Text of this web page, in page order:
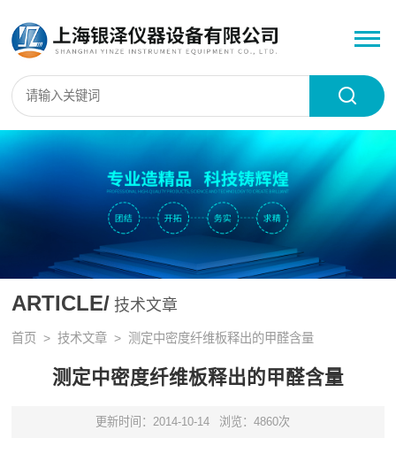
ARTICLE/ 技术文章
首页 >技术文章 > 测定中密度纤维板释出的甲醛含量
测定中密度纤维板释出的甲醛含量
更新时间：2014-10-14 浏览：4860次